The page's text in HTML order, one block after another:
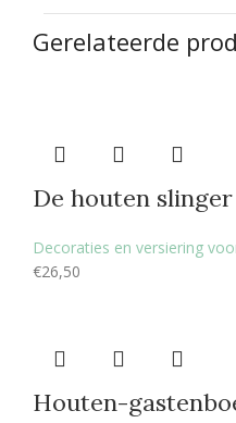
Gerelateerde
De houten
Decoraties en versiering
€26,50
Houten-